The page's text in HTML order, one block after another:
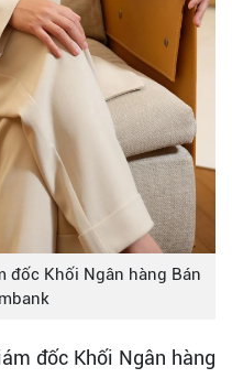
đốc Khối Ngân hàng Bán
đốc Khối Ngân hàng